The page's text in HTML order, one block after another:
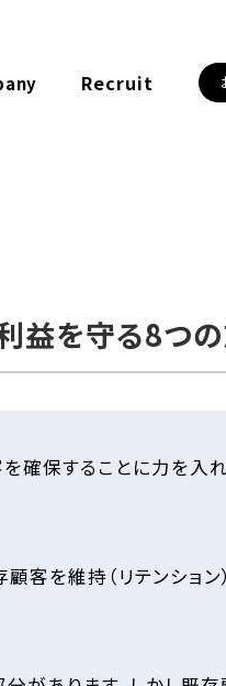
Recruit
益を守る8つ
確保することに力を入
客を維持（リテンション